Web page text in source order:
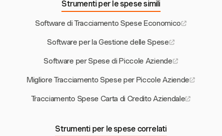
Strumenti per le spese simili
Software di Tracciamento Spese Economico
Software per la Gestione delle Spese
Software per Spese di Piccole Aziende
Migliore Tracciamento Spese per Piccole Aziende
Tracciamento Spese Carta di Credito Aziendale
Strumenti per le spese correlati